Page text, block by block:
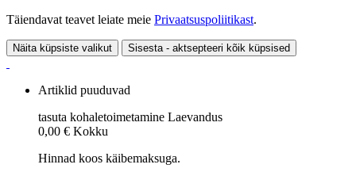
Täiendavat teavet leiate meie Privaatsuspoliitikast.
Näita küpsiste valikut Sisesta - aktsepteeri kõik küpsised
Artiklid puuduvad
tasuta kohaletoimetamine Laevandus
0,00 € Kokku
Hinnad koos käibemaksuga.